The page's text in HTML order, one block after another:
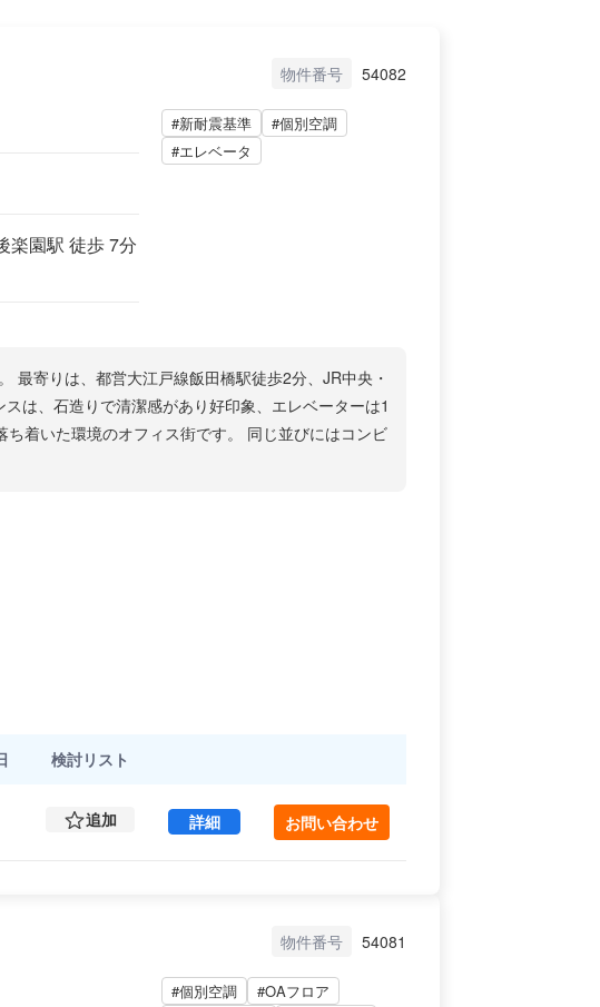
物件番号 54082
楽園駅 徒歩 7分
#新耐震基準
#個別空調
#エレベータ
最寄りは、都営大江戸線飯田橋駅徒歩2分、JR中央・
は、石造りで清潔感があり好印象、エレベーターは1
着いた環境のオフィス街です。 同じ並びにはコンビ
検討リスト
追加 詳細飯田橋I・Sビル 3 (79.34㎡) ｜後楽エリア の賃貸オフ
お問い合わせ
物件番号 54081
#個別空調
#OAフロア